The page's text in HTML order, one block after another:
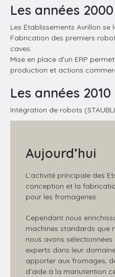
Les années 2000
Les Établissements Avrillon
Fabrication des premiers
caves.
Mise en place d’un ERP
production et actions
Les années 2010
Intégration de robots
Aujourd’hui
L’activité principale des
conception et la
pour les fromageries.
Cependant nous
machines standards que
nous avons
experts dans leur
apporter aux fromages,
d’aide à la manutention